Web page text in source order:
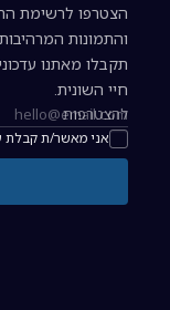
הצטרפו לרשימת
והתמונות
תקבלו מאתנו
חיי השונית.
כתובת אימייל
אני מאשר/ת קבלת
להצטרפות